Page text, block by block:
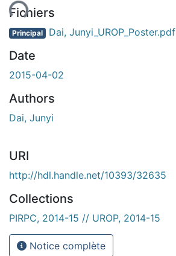
Fichiers
Principal Dai, Junyi_UROP_Poster.pdf
Date
2015-04-02
Authors
Dai, Junyi
URI
http://hdl.handle.net/10393/32635
Collections
PIRPC, 2014-15 // UROP, 2014-15
Notice complète